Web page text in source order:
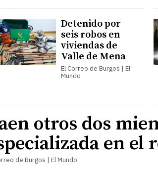
Detenido por
seis robos en
viviendas de
Valle de Mena
El Correo de Burgos | El
Mundo
otros dos
en el
de Burgos | El Mundo